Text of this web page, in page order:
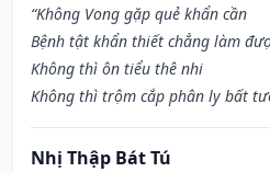
“Không Vong gặp quẻ khẩn cần
Bệnh tật khẩn thiết chẳng làm
Không thì ôn tiểu thê nhi
Không thì trộm cắp phân ly bất
Nhị Thập Bát Tú